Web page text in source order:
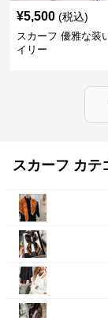
¥5,500 (税込)
スカーフ 優雅な装
イリー
スカーフ カテ